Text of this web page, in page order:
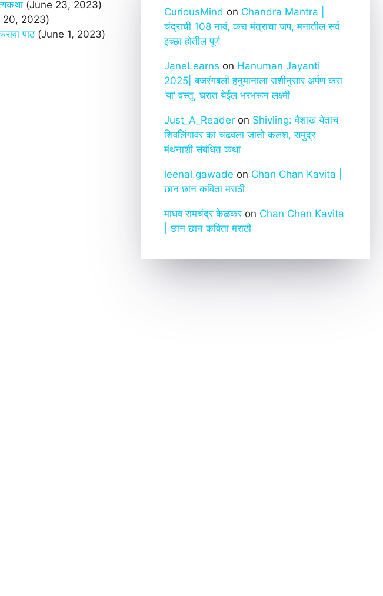
(June 23, 2023)
20, 2023)
पाठ (June 1, 2023)
CuriousMind on Chandra Mantra |
चंद्राची 108 नावं, करा मंत्राचा जप, मनातील सर्व
इच्छा होतील पूर्ण
JaneLearns on Hanuman Jayanti
2025| बजरंगबली हनुमानाला राशीनुसार अर्पण करा
‘या’ वस्तू, घरात येईल भरभरून लक्ष्मी
Just_A_Reader on Shivling: वैशाख येताच
शिवलिंगावर का चढवला जातो कलश, समुद्र
मंथनाशी संबंधित कथा
leenal.gawade on Chan Chan Kavita |
छान छान कविता मराठी
माधव रामचंद्र केळकरon Chan Chan Kavita
| छान छान कविता मराठी